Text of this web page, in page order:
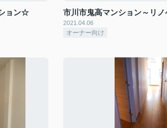
ョン☆ 市川市鬼高マンション～リノ
2021.04.06
オーナー向け